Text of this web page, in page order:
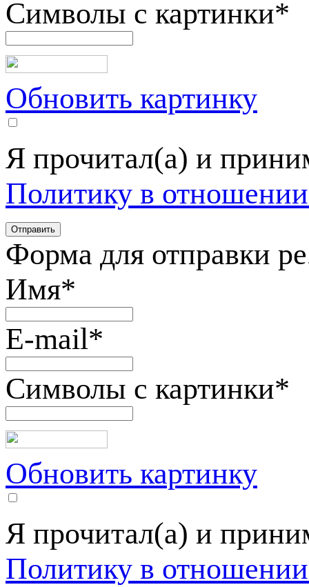
Символы с картинки*
Обновить картинку
Я прочитал(а) и
Политику в
Форма для отправки
Имя*
E-mail*
Символы с картинки*
Обновить картинку
Я прочитал(а) и
Политику в